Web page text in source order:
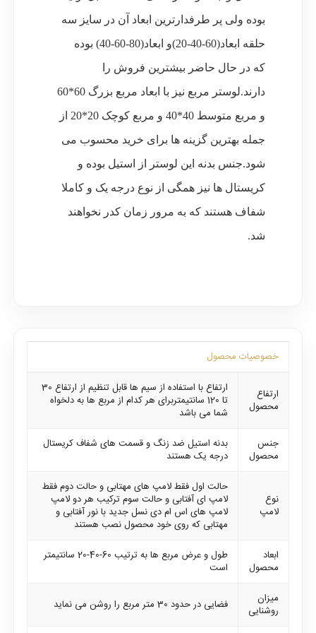
بوده ولی پر طرفدارترین ابعاد آن در سایز سه
حلقه ابعاد(60-40-20)و ابعاد(80-60-40) بوده
که در حال حاضر بیشترین فروش را
دارند.لوستر مربع نیز با ابعاد مربع بزرگ 60*60
و مربع متوسط 40*40 و مربع کوچک 20*20 از
جمله بهترین گزینه ها برای خرید محسوب می
شود.جنس بدنه این لوستر از استیل بوده و
کریستال ها نیز همگی از نوع درجه یک و کاملا
شفاف هستند که به مرور زمان کدر نخواهند
شد.
خصوصیات محصول
ارتفاع
محصول
ارتفاع با استفاده از سیم ها قابل تنظیم از ارتفاع 30
تا 120 سانتیمتربرای هر کدام از مربع ها به دلخواه
شما می باشد
جنس
محصول
بدنه استیل ضد زنگ و قسمت های شفاف کریستال
درجه یک هستند
نوع
لامپ
حالت اول فقط لامپ های مهتابی و حالت دوم فقط
لامپ ای آفتابی و حالت سوم ترکیب هر دو لامپ
لامپ های اس ام دی نسل جدید با نور آفتابی و
مهتابی که روی خود محصول نصب هستند
ابعاد
محصول
طول و عرض مربع ها به ترتیب 60-40-20 سانتیمتر
است
میزان
روشنایی
فضایی در حدود 30 متر مربع را روشن می نماید